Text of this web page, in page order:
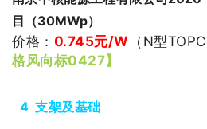
目（30MWp）
价格： 0.745元/W （ N型
格风向标0427】
4 支架及基础